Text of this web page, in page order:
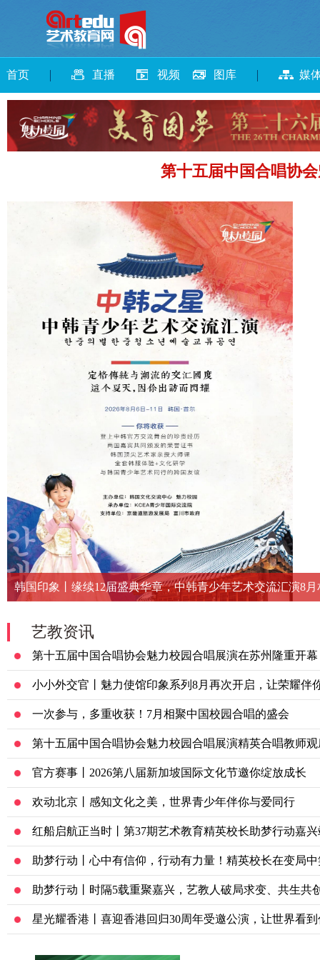
首页 直播 视频 图库 媒
第十五届中国合唱协
韩国印象丨缘续12届盛典华章，中韩青少年艺术交流汇演8
艺教资讯
第十五届中国合唱协会魅力校园合唱展演在苏州隆重开幕
小小外交官丨魅力使馆印象系列8月再次开启，让荣耀伴
一次参与，多重收获！7月相聚中国校园合唱的盛会
第十五届中国合唱协会魅力校园合唱展演精英合唱教师
官方赛事丨2026第八届新加坡国际文化节邀你绽放成长
欢动北京丨感知文化之美，世界青少年伴你与爱同行
红船启航正当时丨第37期艺术教育精英校长助梦行动嘉
助梦行动丨心中有信仰，行动有力量！精英校长在变局
助梦行动丨时隔5载重聚嘉兴，艺教人破局求变、共生共
星光耀香港丨喜迎香港回归30周年受邀公演，让世界看